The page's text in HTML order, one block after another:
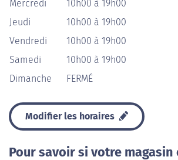
Mercredi
10h00 à 19h00
Jeudi
10h00 à 19h00
Vendredi
10h00 à 19h00
Samedi
10h00 à 19h00
Dimanche
FERMÉ
Modifier les horaires
Pour savoir si votre